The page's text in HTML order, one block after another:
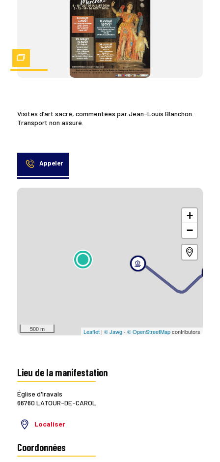
Zoom
Visites d’art sacré, commentées par Jean-Louis Blanchon.
Transport non assuré.
Appeler
+
−
500 m Leaflet | © Jawg- © OpenStreetMapcontributors
Lieu de la manifestation
Église d'Iravals
66760 LATOUR-DE-CAROL
Localiser
Coordonnées